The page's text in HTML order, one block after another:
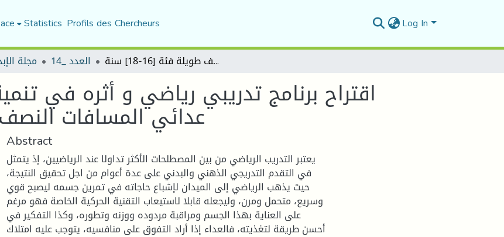
Statistics Profils des Chercheurs Log In
مجلة العدد _14 اقتراح برنامج تدريبي رياضي و أثره في تنمية صفة تحمل السرعة لدى عدائي المسافات النصف طويلة فئة [16-18] سنة
اقتراح برنامج تدريبي رياضي و أثره في
عدائي المسافات النصف
Abstract
يعتبر التدريب الرياضي من بين المصطلحات الأكثر تداولا عند الرياضيين، إذ يتمثل
في التقدم التدريجي الذهني والبدني على عدة أعوام من اجل تحقيق النتيجة،
حيث يذهب الرياضي إلى الميدان لإشباع حاجاته في تمرين جسمه ليصبح قوي
وسريع، متحمل ومرن، وليجعله قابلا لاستيعاب التقنية الحركية الخاصة فهو مرغم
على العناية بهذا الجسم ومراقبة مردوده ووزنه وتطوره، وكذا التفكير في
أحسن طريقة لتغذيته، فالعداء إذا أراد التفوق على منافسيه، يتوجب عليه امتلاك